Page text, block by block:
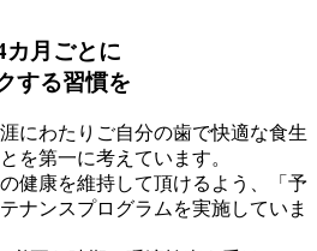
カ月ごとに
する習慣を
にわたりご自分の歯で快適な食生
を第一に考えています。
健康を維持して頂けるよう、「予
ナンスプログラムを実施していま